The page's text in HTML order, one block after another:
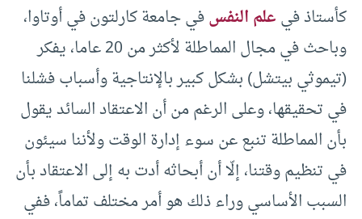
كأستاذ فيعلم النفسفي جامعة كارلتون في أوتاوا،
وباحث في مجال المماطلة لأكثر من 20 عاما، يفكر
(تيموثي بيتشل) بشكل كبير بالإنتاجية وأسباب فشلنا
في تحقيقها، وعلى الرغم من أن الاعتقاد السائد يقول
بأن المماطلة تنبع عن سوء إدارة الوقت ولأننا سيئون
في تنظيم وقتنا، إلّا أن أبحاثه أدت به إلى الاعتقاد بأن
السبب الأساسي وراء ذلك هو أمر مختلف تماماً، ففي